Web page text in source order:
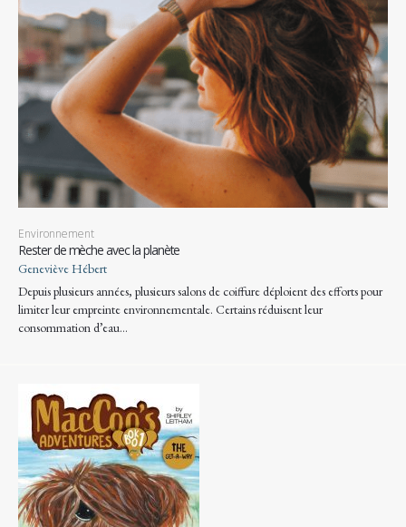
Environnement
Rester de mèche avec la planète
Geneviève Hébert
Depuis plusieurs années, plusieurs salons de coiffure déploient des efforts pour
limiter leur empreinte environnementale. Certains réduisent leur
consommation d’eau…